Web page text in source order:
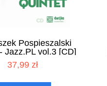
Pospieszalski
Jazz.PL vol.3 [CD]
37,99 zł